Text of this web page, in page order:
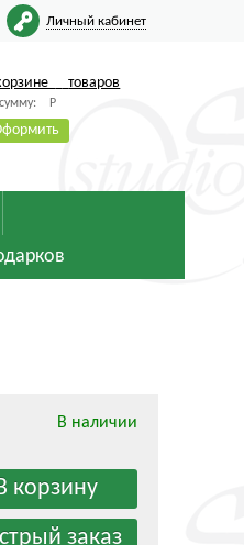
Личный кабинет
товаров
Р
В наличии